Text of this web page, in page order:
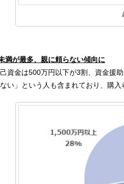
が最多、親に頼らない傾向に
資金は500万円以下が3割、資金援
い」という人も含まれており、購